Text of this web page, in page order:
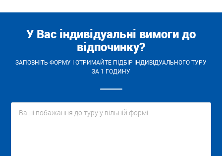
У Вас індивідуальні вимоги до
відпочинку?
ЗАПОВНІТЬ ФОРМУ І ОТРИМАЙТЕ ПІДБІР ІНДИВІДУАЛЬНОГО ТУРУ
ЗА 1 ГОДИНУ